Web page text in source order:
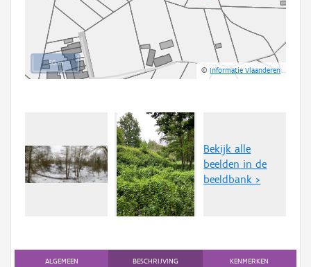
50 m
©Informatie Vlaanderen
Bekijk alle
beelden in de
beeldbank >
ALGEMEEN BESCHRIJVING KENMERKEN